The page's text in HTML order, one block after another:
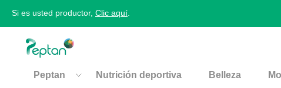
Si es usted productor, Clic aquí
Peptan Nutrición deportiva Belleza